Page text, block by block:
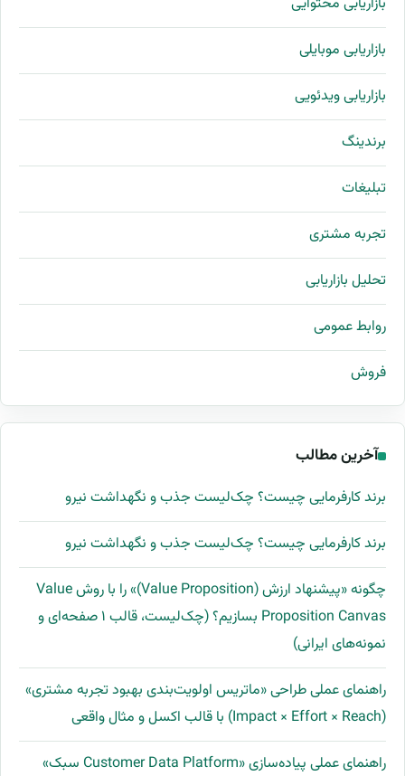
بازاریابی موبایلی
بازاریابی ویدئویی
برندینگ
تبلیغات
تجربه مشتری
تحلیل بازاریابی
روابط عمومی
فروش
آخرین مطالب
برند کارفرمایی چیست؟ چک‌لیست جذب و نگهداشت نیرو
برند کارفرمایی چیست؟ چک‌لیست جذب و نگهداشت نیرو
چگونه «پیشنهاد ارزش (Value Proposition)» را با روش Value
Proposition Canvas بسازیم؟ (چک‌لیست، قالب ۱ صفحه‌ای و
نمونه‌های ایرانی)
راهنمای عملی طراحی «ماتریس اولویت‌بندی بهبود تجربه مشتری»
(Impact × Effort × Reach) با قالب اکسل و مثال واقعی
راهنمای عملی پیاده‌سازی «Customer Data Platform سبک»